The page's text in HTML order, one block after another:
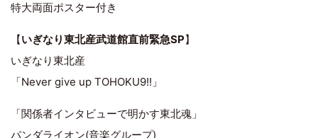
特大両面ポスター付き
【いぎなり東北産武道館直前緊急SP】
いぎなり東北産
「Never give up TOHOKU9!!」
「関係者インタビューで明かす東北魂」
パンダライオン(音楽グループ)